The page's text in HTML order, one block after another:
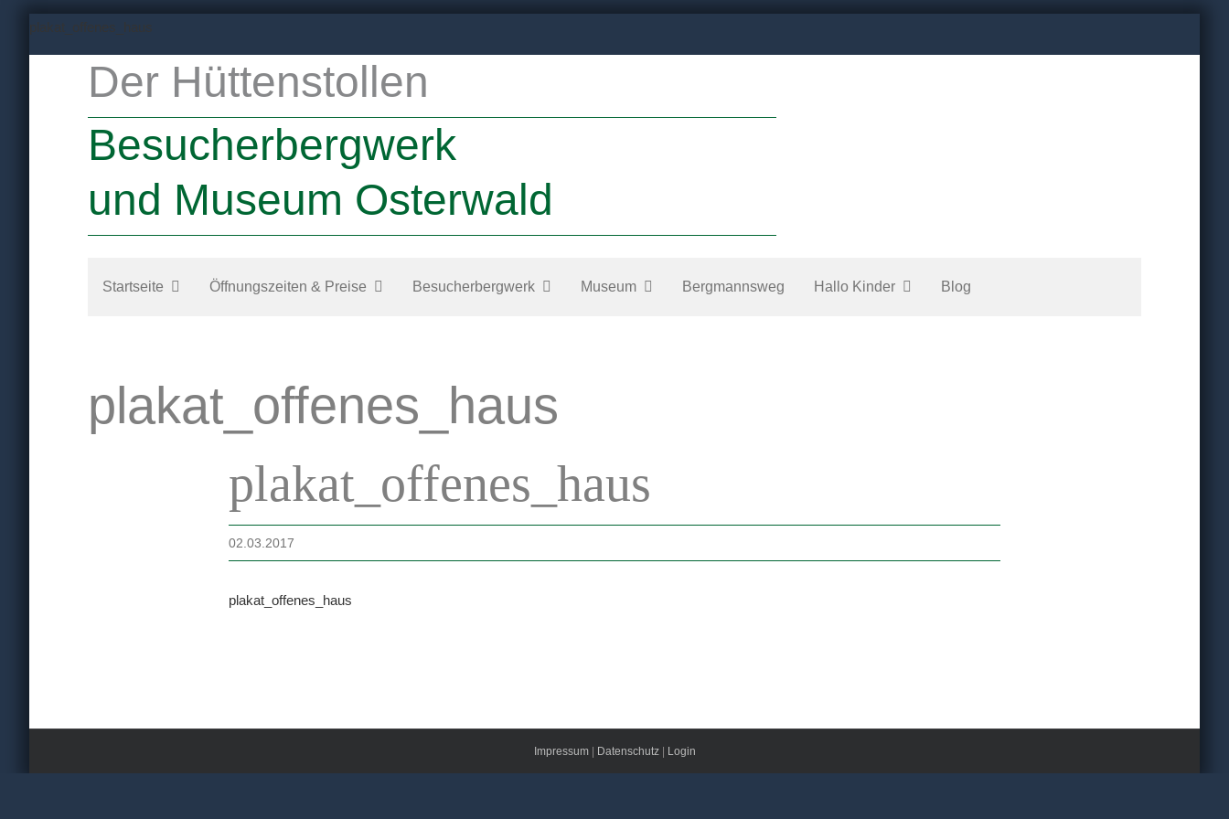
plakat_offenes_haus
Der Hüttenstollen
Besucherbergwerk
und Museum Osterwald
Startseite Öffnungszeiten & Preise Besucherbergwerk Museum Bergmannsweg Hallo Kinder Blog
plakat_offenes_haus
plakat_offenes_haus
02.03.2017
plakat_offenes_haus
Impressum| Datenschutz| Login